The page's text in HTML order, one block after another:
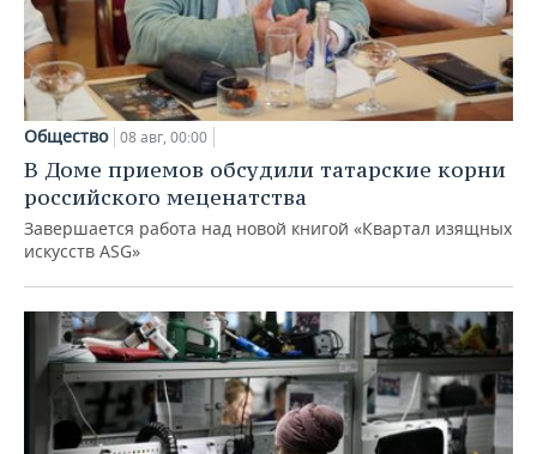
Общество 08 авг, 00:00
В Доме приемов обсудили татарские корни
российского меценатства
Завершается работа над новой книгой «Квартал изящных
искусств ASG»